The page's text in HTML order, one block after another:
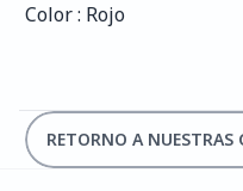
Color : Rojo
RETORNO A NUESTRAS